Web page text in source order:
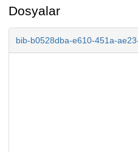
Dosyalar
bib-b0528dba-e610-451a-